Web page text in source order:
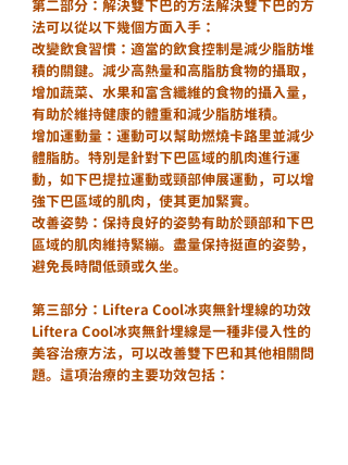
第二部分：解決雙下巴的方法解決雙下巴的方
法可以從以下幾個方面入手：
改變飲食習慣：適當的飲食控制是減少脂肪堆
積的關鍵。減少高熱量和高脂肪食物的攝取，
增加蔬菜、水果和富含纖維的食物的攝入量，
有助於維持健康的體重和減少脂肪堆積。
增加運動量：運動可以幫助燃燒卡路里並減少
體脂肪。特別是針對下巴區域的肌肉進行運
動，如下巴提拉運動或頸部伸展運動，可以增
強下巴區域的肌肉，使其更加緊實。
改善姿勢：保持良好的姿勢有助於頸部和下巴
區域的肌肉維持緊繃。盡量保持挺直的姿勢，
避免長時間低頭或久坐。
第三部分：Liftera Cool冰爽無針埋線的功效
Liftera Cool冰爽無針埋線是一種非侵入性的
美容治療方法，可以改善雙下巴和其他相關問
題。這項治療的主要功效包括：